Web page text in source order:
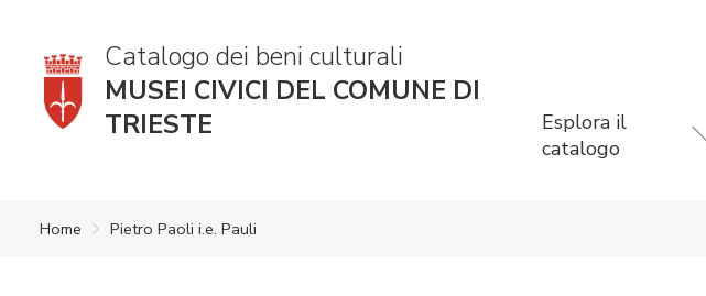
Catalogo dei beni culturali
MUSEI CIVICI DEL COMUNE DI
TRIESTE
Esplora il
catalogo
Home Pietro Paoli i.e. Pauli